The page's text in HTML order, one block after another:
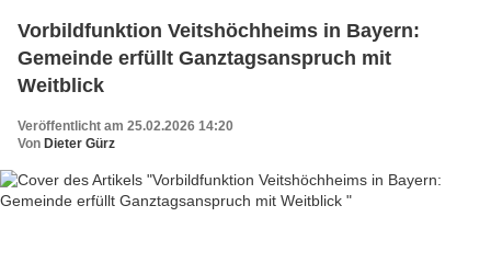
Vorbildfunktion Veitshöchheims in Bayern:
Gemeinde erfüllt Ganztagsanspruch mit
Weitblick
Veröffentlicht am 25.02.2026 14:20
Von Dieter Gürz